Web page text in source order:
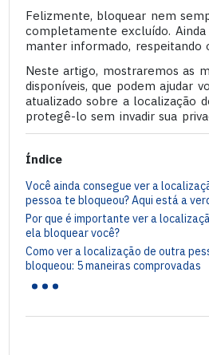
Felizmente, bloquear nem
completamente excluído.
manter informado, respeitando
Neste artigo, mostraremos as
disponíveis, que podem ajudar
atualizado sobre a localização
protegê-lo sem invadir sua
Índice
Você ainda consegue ver a
pessoa te bloqueou? Aqui está a
Por que é importante ver a
ela bloquear você?
Como ver a localização de outra
bloqueou: 5 maneiras comprovadas
...